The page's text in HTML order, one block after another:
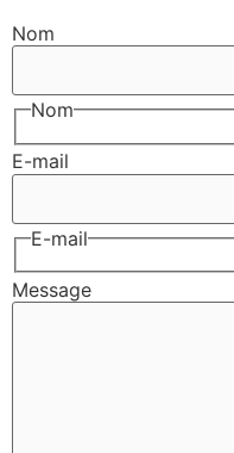
Nom
Nom
E-mail
E-mail
Message